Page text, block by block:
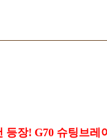
장! G70 슈팅브레